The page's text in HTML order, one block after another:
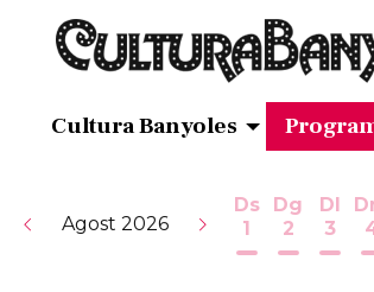
Cultura Banyoles
Agost 2026
Ds
1
Dissabte 1
Dg
2
Dl
3